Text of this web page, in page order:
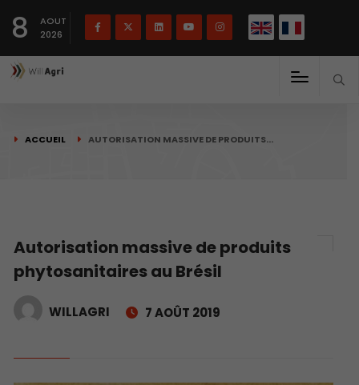
8
AOUT
2026
ACCUEIL AUTORISATION MASSIVE DE PRODUITS…
Autorisation massive de produits
phytosanitaires au Brésil
WILLAGRI 7 AOÛT 2019
Français English(English)